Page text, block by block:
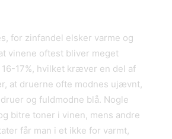
for zinfandel elsker varme og
vinene oftest bliver meget
17%, hvilket kræver en del af
at druerne ofte modnes ujævnt,
og fuldmodne blå. Nogle
bitre toner i vinen, mens andre
får man i et ikke for varmt,